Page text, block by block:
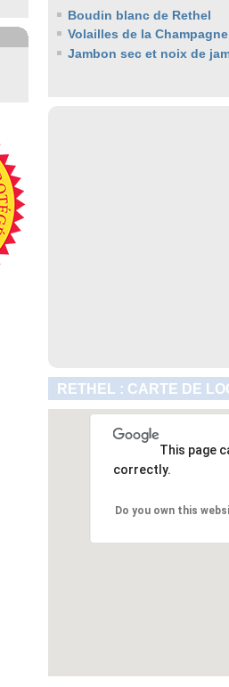
Boudin blanc de Rethel
Volailles de la Champagne
Jambon sec et noix de
RETHEL : CARTE DE
This page
correctly.
Do you own this